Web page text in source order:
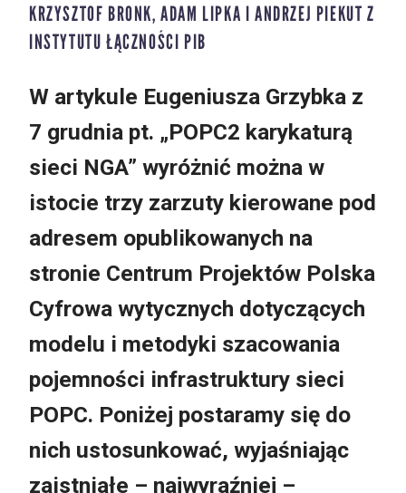
KRZYSZTOF BRONK, ADAM LIPKA I ANDRZEJ PIEKUT Z
INSTYTUTU ŁĄCZNOŚCI PIB
W artykule Eugeniusza Grzybka z
7 grudnia pt. „POPC2 karykaturą
sieci NGA” wyróżnić można w
istocie trzy zarzuty kierowane pod
adresem opublikowanych na
stronie Centrum Projektów Polska
Cyfrowa wytycznych dotyczących
modelu i metodyki szacowania
pojemności infrastruktury sieci
POPC. Poniżej postaramy się do
nich ustosunkować, wyjaśniając
zaistniałe – najwyraźniej –